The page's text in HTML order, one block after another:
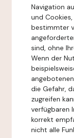
Navigation
und
bestimmter
sind, ohne
Wenn der
die Gefahr,
zugreifen
verfügbaren
korrekt
nicht alle